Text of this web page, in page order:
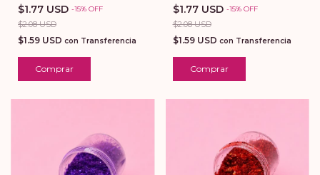
$1.77 USD -15% OFF
$2.08 USD
$1.59 USD con Transferencia
Comprar
$1.77 USD -15% OFF
$2.08 USD
$1.59 USD con Transferencia
Comprar